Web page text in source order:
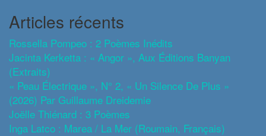
Articles récents
Rossella Pompeo : 2 Poèmes Inédits
Jacinta Kerketta : « Angor », Aux Éditions Banyan
(extraits)
« Peau Électrique », N° 2, « Un Silence De Plus »
(2026) Par Guillaume Dreidemie
Joëlle Thiénard : 3 Poèmes
Inga Latco : Marea / La Mer (roumain, Français)